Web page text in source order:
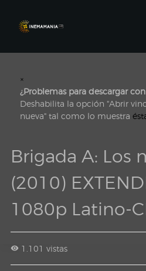
×
¿Problemas para descargar
Deshabilita la opción "Abrir
nueva" tal como lo muestra
Brigada A: Los
(2010)
1080p Latino-
1.101 vistas